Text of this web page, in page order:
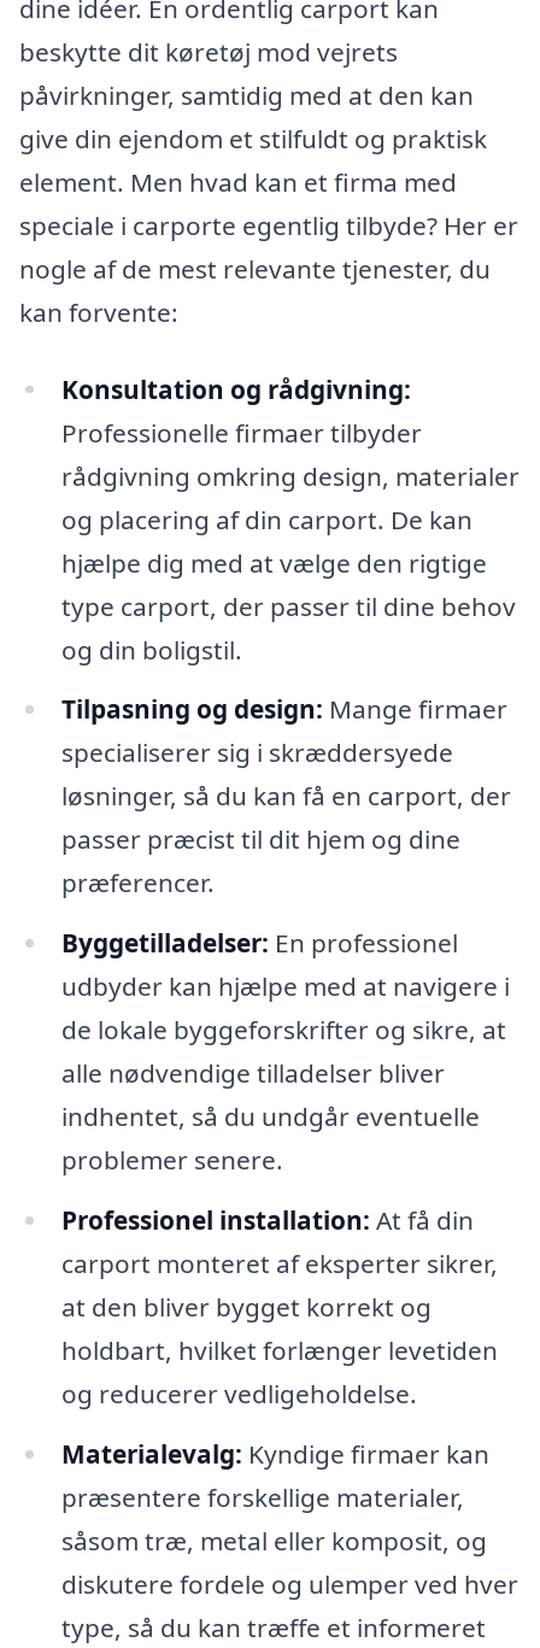
dine idéer. En ordentlig carport kan
beskytte dit køretøj mod vejrets
påvirkninger, samtidig med at den kan
give din ejendom et stilfuldt og praktisk
element. Men hvad kan et firma med
speciale i carporte egentlig tilbyde? Her er
nogle af de mest relevante tjenester, du
kan forvente:
Konsultation og rådgivning:
Professionelle firmaer tilbyder
rådgivning omkring design, materialer
og placering af din carport. De kan
hjælpe dig med at vælge den rigtige
type carport, der passer til dine behov
og din boligstil.
Tilpasning og design: Mange firmaer
specialiserer sig i skræddersyede
løsninger, så du kan få en carport, der
passer præcist til dit hjem og dine
præferencer.
Byggetilladelser: En professionel
udbyder kan hjælpe med at navigere i
de lokale byggeforskrifter og sikre, at
alle nødvendige tilladelser bliver
indhentet, så du undgår eventuelle
problemer senere.
Professionel installation: At få din
carport monteret af eksperter sikrer,
at den bliver bygget korrekt og
holdbart, hvilket forlænger levetiden
og reducerer vedligeholdelse.
Materialevalg: Kyndige firmaer kan
præsentere forskellige materialer,
såsom træ, metal eller komposit, og
diskutere fordele og ulemper ved hver
type, så du kan træffe et informeret